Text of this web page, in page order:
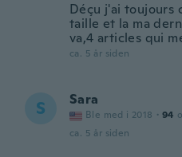
Déçu j'ai toujours
taille et la ma
va,4 articles qui
ca. 5 år siden
S Sara
Ble med i 2018 · 94
ca. 5 år siden